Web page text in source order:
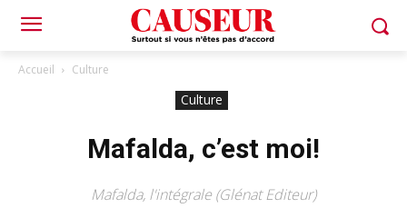
Accueil Culture
Culture
Mafalda, c’est moi!
Mafalda, l'intégrale (Glénat Editeur)